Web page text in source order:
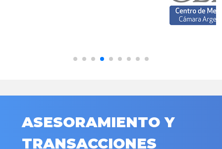
ASESORAMIENTO Y
TRANSACCIONES